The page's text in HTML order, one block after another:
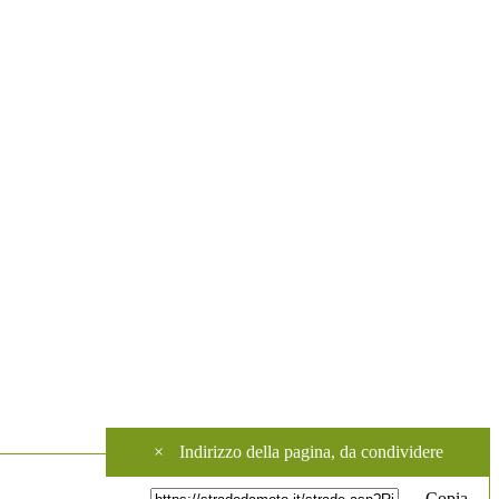
× Indirizzo della pagina, da condividere